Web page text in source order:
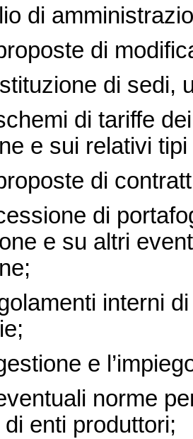
di
di
di sedi,
di tariffe
e sui relativi
di
di
e su altri
interni di
e
norme
enti produttori;